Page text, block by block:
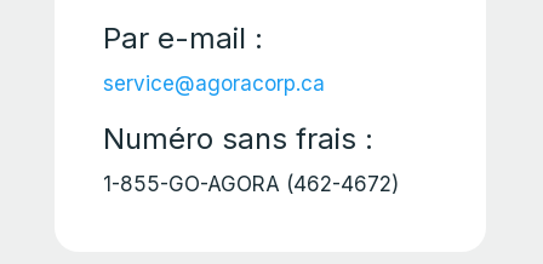
Par e-mail :
service@agoracorp.ca
Numéro sans frais :
1-855-GO-AGORA (462-4672)